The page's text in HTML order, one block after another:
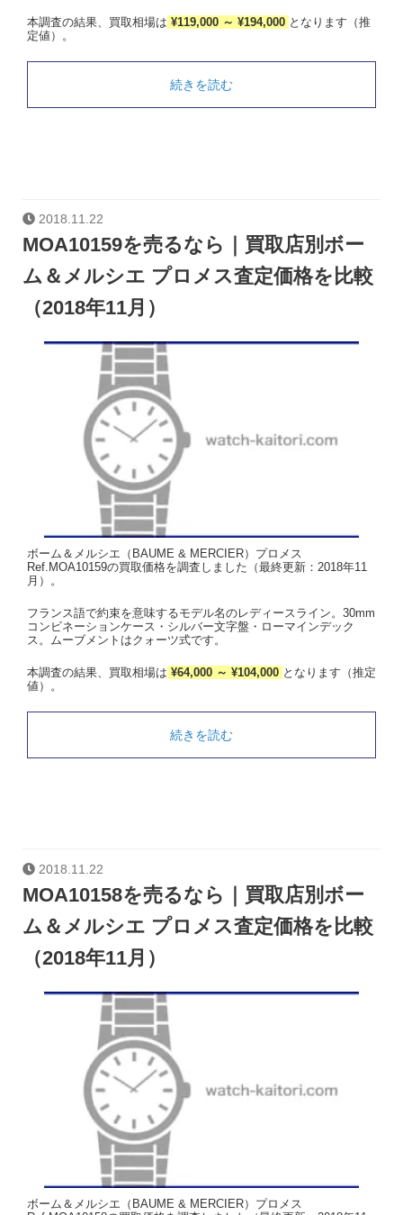
本調査の結果、買取相場は ¥119,000 ～ ¥194,000 となります（推
定値）。
続きを読む
2018.11.22
MOA10159を売るなら｜買取店別ボー
ム＆メルシエ プロメス査定価格を比較
（2018年11月）
ボーム＆メルシエ（BAUME & MERCIER）プロメス
Ref.MOA10159の買取価格を調査しました（最終更新：2018年11
月）。
フランス語で約束を意味するモデル名のレディースライン。30mm
コンビネーションケース・シルバー文字盤・ローマインデック
ス。ムーブメントはクォーツ式です。
本調査の結果、買取相場は ¥64,000 ～ ¥104,000 となります（推定
値）。
続きを読む
2018.11.22
MOA10158を売るなら｜買取店別ボー
ム＆メルシエ プロメス査定価格を比較
（2018年11月）
ボーム＆メルシエ（BAUME & MERCIER）プロメス